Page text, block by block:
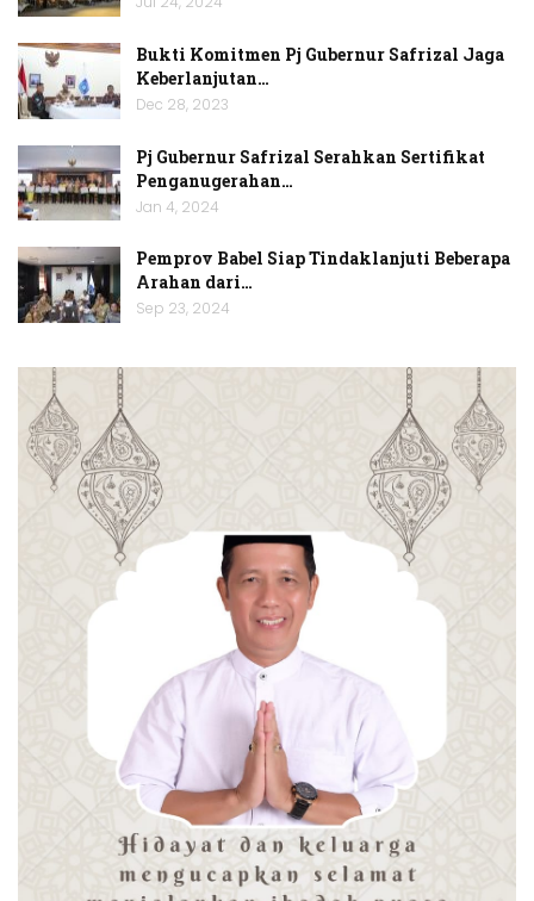
Bukti Komitmen Pj Gubernur Safrizal Jaga
Keberlanjutan…
Dec 28, 2023
Pj Gubernur Safrizal Serahkan Sertifikat
Penganugerahan…
Jan 4, 2024
Pemprov Babel Siap Tindaklanjuti Beberapa
Arahan dari…
Sep 23, 2024